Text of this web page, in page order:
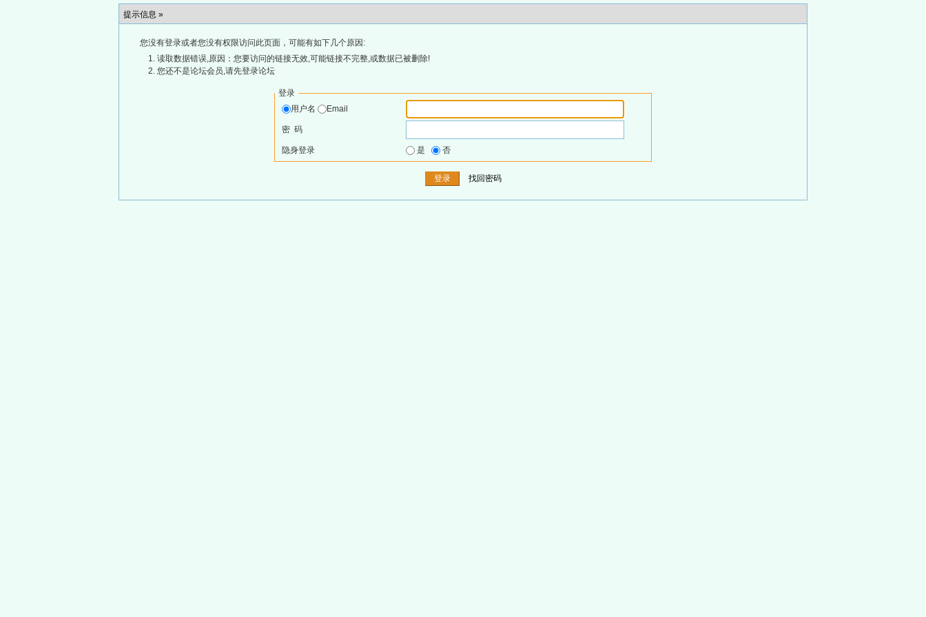
提示信息 »
您没有登录或者您没有权限访问此页面，可能有如下几个原因:
读取数据错误,原因：您要访问的链接无效,可能链接不完整,或数据已被删除!
您还不是论坛会员,请先登录论坛
登录
用户名
Email
密 码
隐身登录 是 否
找回密码